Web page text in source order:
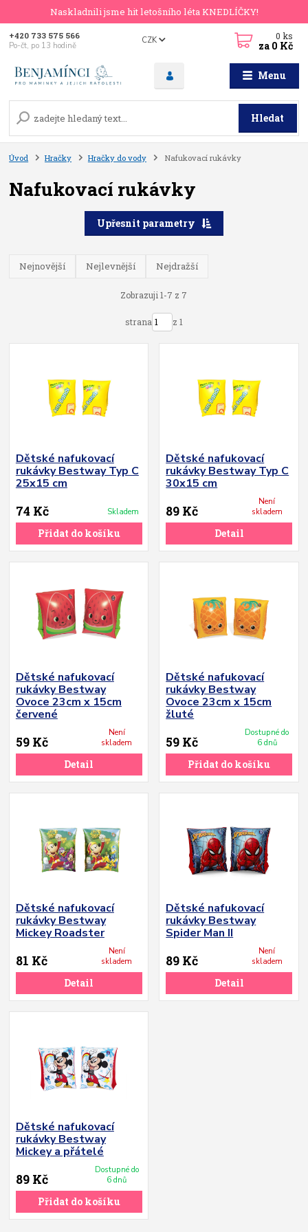
Naskladnili jsme hit letošního léta KNEDLÍČKY!
Menu
CZK
Hledat
+420 733 575 566
Po-čt, po 13 hodině
0ks
za 0 Kč
Úvod Hračky Hračky do vody Nafukovací rukávky
Nafukovací rukávky
Upřesnit parametry
Nejnovější Nejlevnější Nejdražší
Zobrazuji 1-7 z 7
strana z 1
Dětské nafukovací
rukávky Bestway Typ C
25x15 cm
74 Kč Skladem
Přidat do košíku
Dětské nafukovací
rukávky Bestway Typ C
30x15 cm
89 Kč
Není
skladem
Detail
Dětské nafukovací
rukávky Bestway
Ovoce 23cm x 15cm
červené
59 Kč
Není
skladem
Detail
Dětské nafukovací
rukávky Bestway
Ovoce 23cm x 15cm
žluté
59 Kč
Dostupné do
6 dnů
Přidat do košíku
Dětské nafukovací
rukávky Bestway
Mickey Roadster
81 Kč
Není
skladem
Detail
Dětské nafukovací
rukávky Bestway
Spider Man II
89 Kč
Není
skladem
Detail
Dětské nafukovací
rukávky Bestway
Mickey a přátelé
89 Kč
Dostupné do
6 dnů
Přidat do košíku